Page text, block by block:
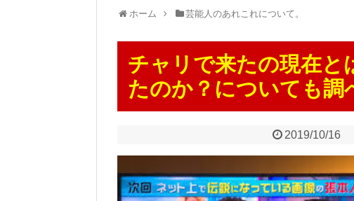
ホーム 芸能人のあれこれについて。
チャリで来たの現在と
たのか？についても調
2019/10/16